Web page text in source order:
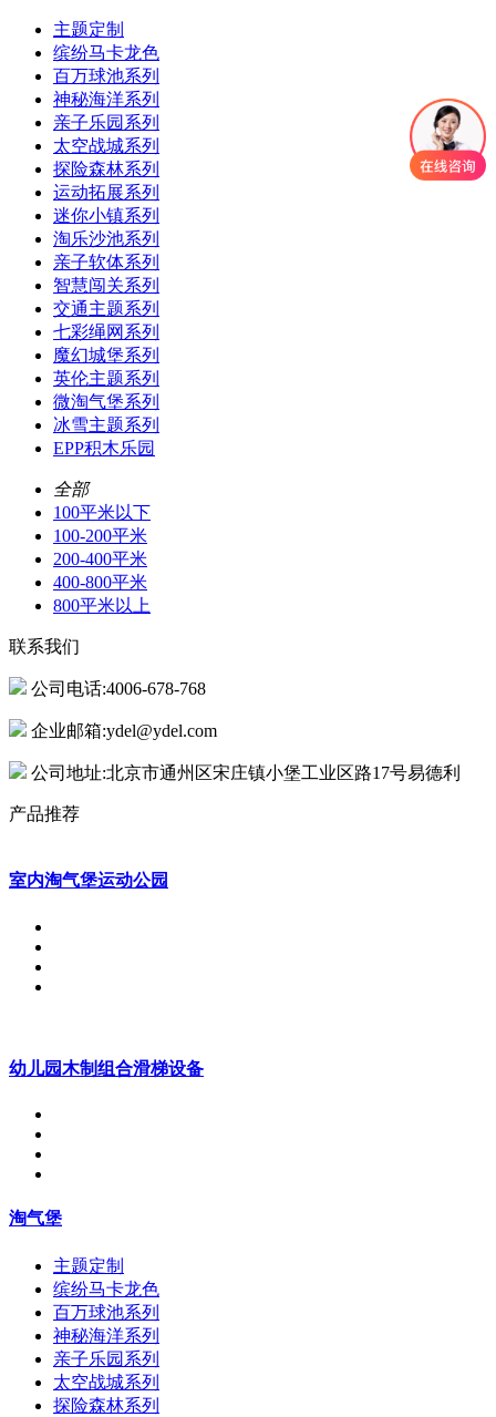
主题定制
缤纷马卡龙色
百万球池系列
神秘海洋系列
亲子乐园系列
太空战城系列
探险森林系列
运动拓展系列
迷你小镇系列
淘乐沙池系列
亲子软体系列
智慧闯关系列
交通主题系列
七彩绳网系列
魔幻城堡系列
英伦主题系列
微淘气堡系列
冰雪主题系列
EPP积木乐园
全部
100平米以下
100-200平米
200-400平米
400-800平米
800平米以上
联系我们
公司电话:4006-678-768
企业邮箱:ydel@ydel.com
公司地址:北京市通州区宋庄镇小堡工业区路17号易德利
产品推荐
室内淘气堡运动公园
幼儿园木制组合滑梯设备
淘气堡
主题定制
缤纷马卡龙色
百万球池系列
神秘海洋系列
亲子乐园系列
太空战城系列
探险森林系列